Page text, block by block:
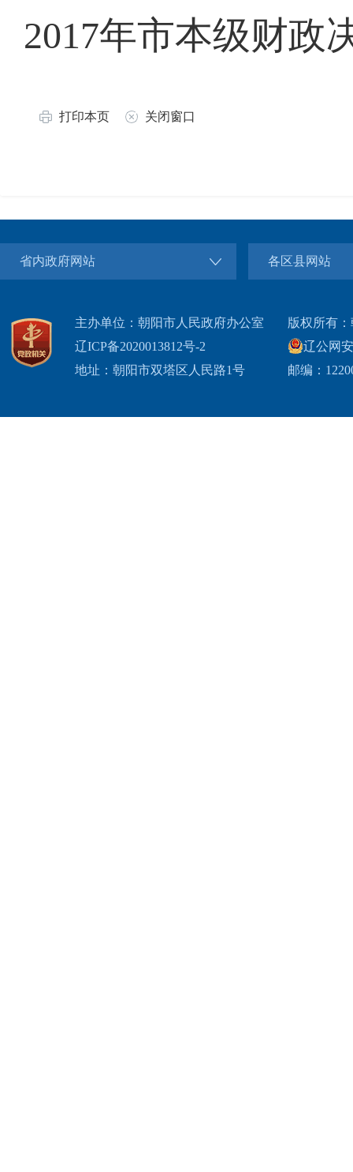
2017年市本级财政
打印本页 关闭窗口
省内政府网站 各区县网站
主办单位：朝阳市人民政府办公室
辽ICP备2020013812号-2
地址：朝阳市双塔区人民路1号
版权所有
辽公网
邮编：